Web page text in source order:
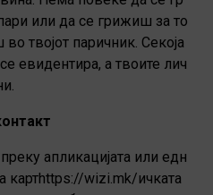
или да се грижиш за то
твојот паричник. Секоја
евидентира, а твоите лич
апликацијата или едн
картhttps://wizi.mk/ичката